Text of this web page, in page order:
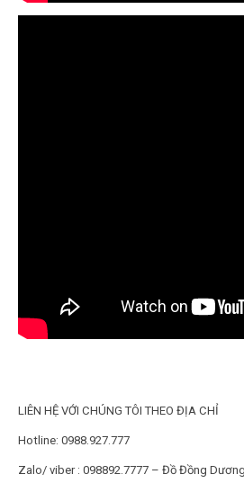
LIÊN HỆ VỚI CHÚNG TÔI THEO ĐỊA CHỈ
Hotline: 0988.927.777
Zalo/ viber : 098892.7777 – Đồ Đồng